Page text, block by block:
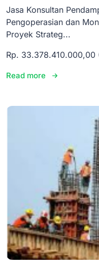
Jasa Konsultan
Pengoperasian dan
Proyek Strateg...
Rp. 33.378.410.000,00
Read more